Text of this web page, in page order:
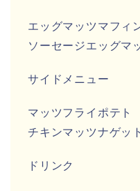
エッグマッツマフィ
ソーセージエッグマ
サイドメニュー
マッツフライポテト
チキンマッツナゲッ
ドリンク